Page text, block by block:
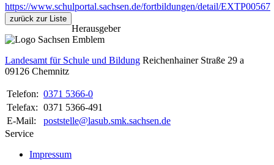
https://www.schulportal.sachsen.de/fortbildungen/detail/EXTP00567
zurück zur Liste
Herausgeber
Landesamt für Schule und Bildung Reichenhainer Straße 29 a
09126 Chemnitz
Telefon: 0371 5366-0
Telefax: 0371 5366-491
E-Mail:
poststelle@lasub.smk.sachsen.de
Service
Impressum